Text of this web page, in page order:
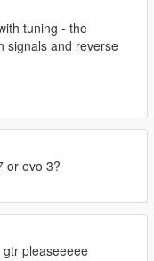
tuning - the
signals and reverse
or evo 3?
pleaseeeee